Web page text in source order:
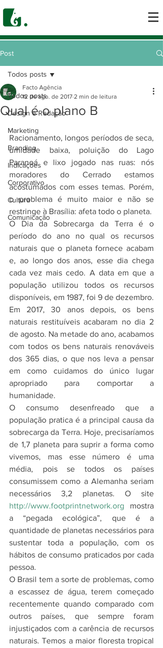
Post
Todos posts
Design e Redação
Marketing
Branding
Indicações
Corporativo
Cultura
Comunicação
Todos posts
Qual é o plano B
Facto Agência
12 de ago. de 2017 2 min de leitura
Racionamento, longos períodos de seca,
umidade baixa, poluição do Lago
Paranoá e lixo jogado nas ruas: nós
moradores do Cerrado estamos
acostumados com esses temas. Porém,
o problema é muito maior e não se
restringe à Brasília: afeta todo o planeta.
O Dia da Sobrecarga da Terra é o
período do ano no qual os recursos
naturais que o planeta fornece acabam
e, ao longo dos anos, esse dia chega
cada vez mais cedo. A data em que a
população utilizou todos os recursos
disponíveis, em 1987, foi 9 de dezembro.
Em 2017, 30 anos depois, os bens
naturais restituíveis acabaram no dia 2
de agosto. Na metade do ano, acabamos
com todos os bens naturais renováveis
dos 365 dias, o que nos leva a pensar
em como cuidamos do único lugar
apropriado para comportar a
humanidade.
O consumo desenfreado que a
população pratica é a principal causa da
sobrecarga da Terra. Hoje, precisaríamos
de 1,7 planeta para suprir a forma como
vivemos, mas esse número é uma
média, pois se todos os países
consumissem como a Alemanha seriam
http://www.footprintnetwork.org mostra
a “pegada ecológica”, que é a
quantidade de planetas necessários para
sustentar toda a população, com os
hábitos de consumo praticados por cada
pessoa.
O Brasil tem a sorte de problemas, como
a escassez de água, terem começado
recentemente quando comparado com
outros países, que sempre foram
injustiçados com a carência de recursos
naturais. Temos a maior floresta tropical